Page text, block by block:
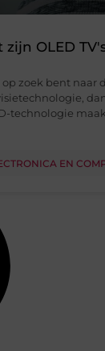
zijn OLED
op zoek bent naar
technologie
EN